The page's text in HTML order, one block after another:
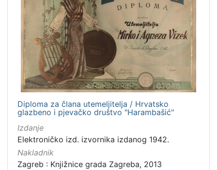
Diploma za člana utemeljitelja / Hrvatsko
glazbeno i pjevačko društvo "Harambašić"
Izdanje
Elektroničko izd. izvornika izdanog 1942.
Nakladnik
Zagreb : Knjižnice grada Zagreba, 2013